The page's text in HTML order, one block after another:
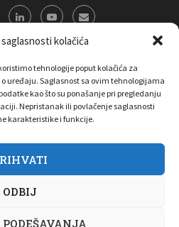
kolačića
tehnologije poput kolačića za
uređaju. Saglasnost sa ovim tehnologijama
kao što su ponašanje pri pregledanju
Nepristanak ili povlačenje saglasnosti
karakteristike i funkcije.
ODBIJ
FAQ
Privatnost korisnika